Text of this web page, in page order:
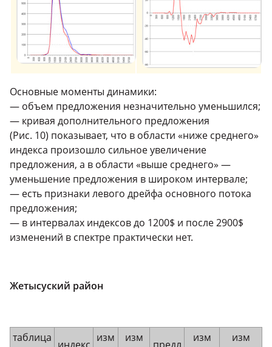
Основные моменты динамики:
— объем предложения незначительно уменьшился;
— кривая дополнительного предложения
(Рис. 10) показывает, что в области «ниже среднего»
индекса произошло сильное увеличение
предложения, а в области «выше среднего» —
уменьшение предложения в широком интервале;
— есть признаки левого дрейфа основного потока
предложения;
— в интервалах индексов до 1200$ и после 2900$
изменений в спектре практически нет.
Жетысуский район
таблица
изм
изм
изм
изм